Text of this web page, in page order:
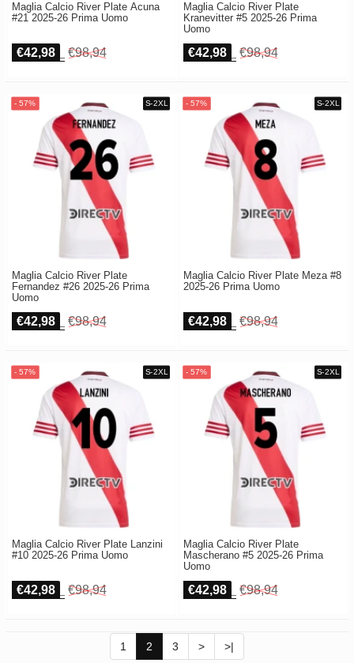
Maglia Calcio River Plate Acuna
#21 2025-26 Prima Uomo
€42,98 €98,94
Maglia Calcio River Plate
Kranevitter #5 2025-26 Prima
Uomo
€42,98 €98,94
Maglia Calcio River Plate
Fernandez #26 2025-26 Prima
Uomo
€42,98 €98,94
Maglia Calcio River Plate Meza #8
2025-26 Prima Uomo
€42,98 €98,94
Maglia Calcio River Plate Lanzini
#10 2025-26 Prima Uomo
€42,98 €98,94
Maglia Calcio River Plate
Mascherano #5 2025-26 Prima
Uomo
€42,98 €98,94
1 2 3 >
>|